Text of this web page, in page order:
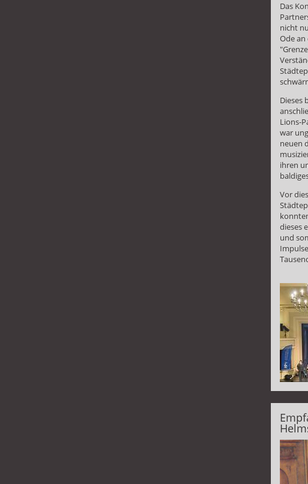
Das
nicht
Ode
Dieses
Lions-
war
neuen
ihren
Vor
dieses
und